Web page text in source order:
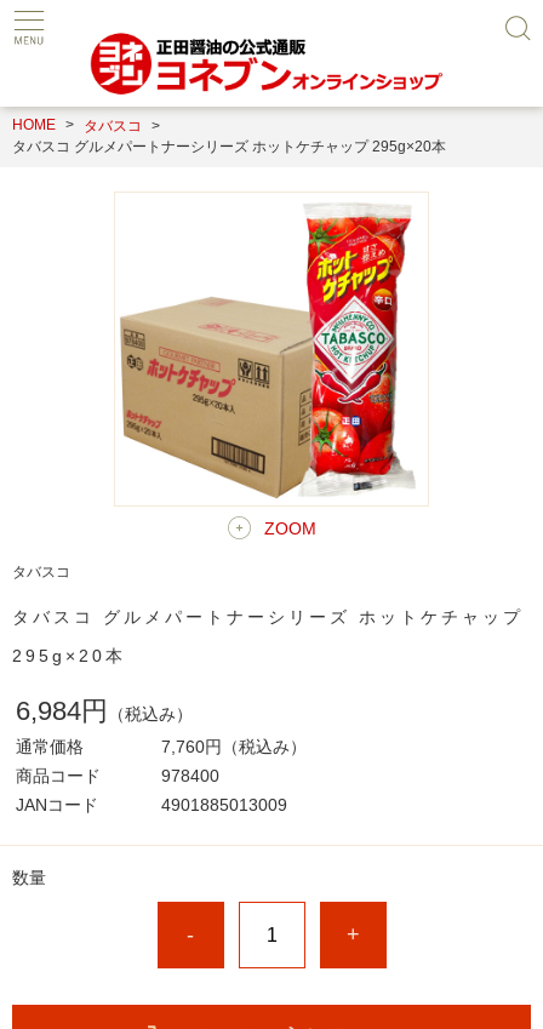
HOME
タバスコ
タバスコ グルメパートナーシリーズ ホットケチャップ 295g×20本
ZOOM
タバスコ
タバスコ グルメパートナーシリーズ ホットケチャップ
295g×20本
6,984円
（税込み）
通常価格
7,760円
（税込み）
商品コード
978400
JANコード
4901885013009
数量
- +